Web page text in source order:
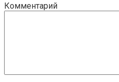
Комментарий